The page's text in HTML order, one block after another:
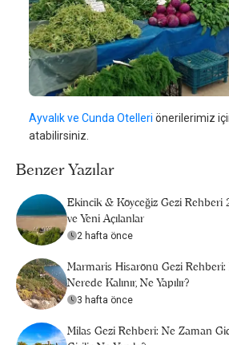
Ayvalık ve Cunda Otelleri önerilerimiz
atabilirsiniz.
Benzer Yazılar
Ekincik & Köyceğiz Gezi Rehberi
ve Yeni Açılanlar
2 hafta önce
Marmaris Hisarönü Gezi
Nerede Kalınır, Ne Yapılır?
3 hafta önce
Milas Gezi Rehberi: Ne Zaman